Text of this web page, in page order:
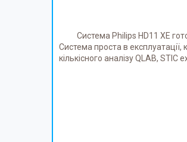
Система Philips HD11 XE
Система проста в експлуатації,
кількісного аналізу QLAB,